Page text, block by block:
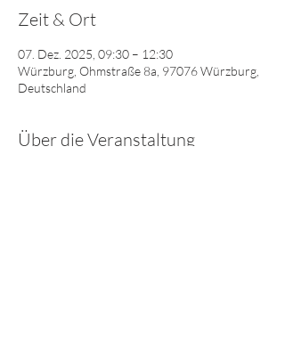
Zeit & Ort
07. Dez. 2025, 09:30 – 12:30
Würzburg, Ohmstraße 8a, 97076 Würzburg,
Deutschland
Über die Veranstaltung